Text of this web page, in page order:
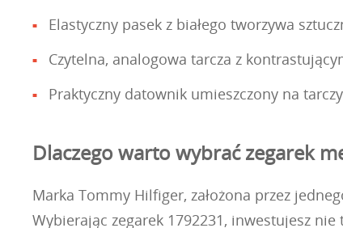
Elastyczny pasek z białego tworzywa
Czytelna, analogowa tarcza z
Praktyczny datownik umieszczony na
Dlaczego warto wybrać zegarek
Marka Tommy Hilfiger, założona przez
Wybierając zegarek 1792231, inwestujesz